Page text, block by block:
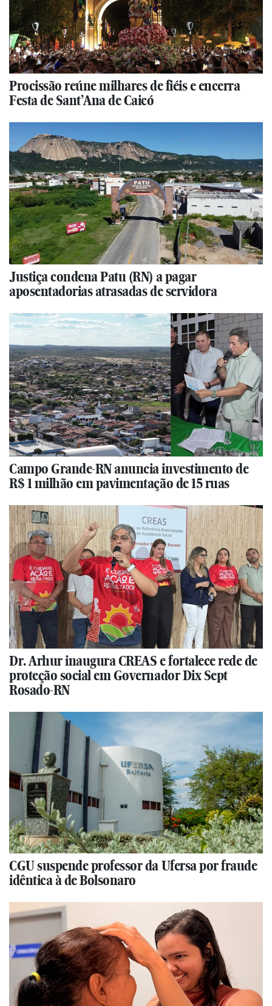
Procissão reúne milhares de fiéis e encerra
Festa de Sant’Ana de Caicó
Justiça condena Patu (RN) a pagar
aposentadorias atrasadas de servidora
Campo Grande-RN anuncia investimento de
R$ 1 milhão em pavimentação de 15 ruas
Dr. Arhur inaugura CREAS e fortalece rede de
proteção social em Governador Dix Sept
Rosado-RN
CGU suspende professor da Ufersa por fraude
idêntica à de Bolsonaro